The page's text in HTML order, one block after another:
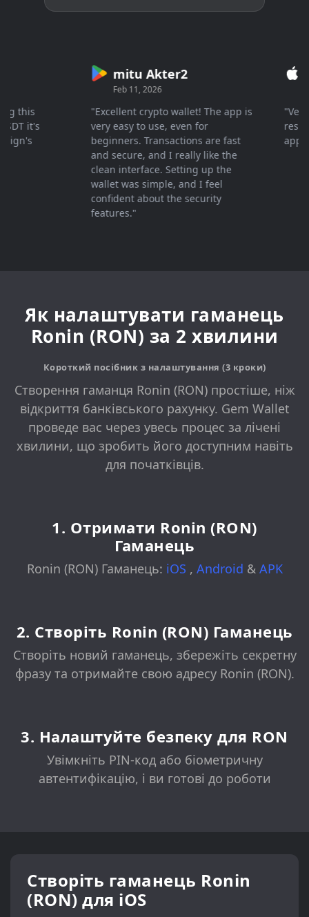
it's
mitu Akter2
Feb 11, 2026
"Excellent crypto wallet! The app is
very easy to use, even for
beginners. Transactions are fast
and secure, and I really like the
clean interface. Setting up the
wallet was simple, and I feel
confident about the security
features."
"Very
Як налаштувати гаманець
Ronin (RON) за 2 хвилини
Короткий посібник з налаштування (3 кроки)
Створення гаманця Ronin (RON) простіше, ніж
відкриття банківського рахунку. Gem Wallet
проведе вас через увесь процес за лічені
хвилини, що зробить його доступним навіть
для початківців.
1. Отримати Ronin (RON)
Гаманець
Ronin (RON) Гаманець: iOS , Android & APK
2. Створіть Ronin (RON) Гаманець
Створіть новий гаманець, збережіть секретну
фразу та отримайте свою адресу Ronin (RON).
3. Налаштуйте безпеку для RON
Увімкніть PIN-код або біометричну
автентифікацію, і ви готові до роботи
Створіть гаманець Ronin
(RON) для iOS